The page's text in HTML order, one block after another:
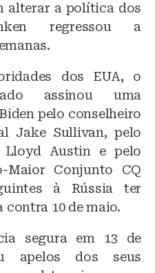
alterar a política dos
regressou a
dos EUA, o
assinou uma
pelo conselheiro
Jake Sullivan, pelo
Lloyd Austin e pelo
Maior Conjunto CQ
à Rússia ter
contra 10 de maio.
segura em 13 de
apelos dos seus